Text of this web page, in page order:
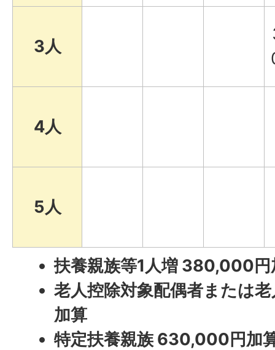
3人
4人
5人
扶養親族等1人増 380,000円
老人控除対象配偶者または
加算
特定扶養親族 630,000円加